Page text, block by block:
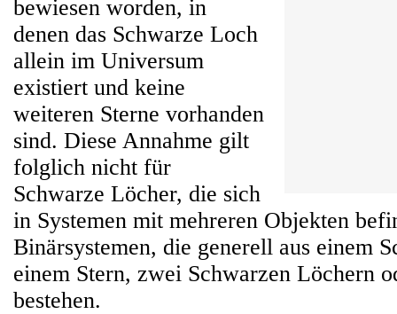
bewiesen worden, in
denen das Schwarze Loch
allein im Universum
existiert und keine
weiteren Sterne vorhanden
sind. Diese Annahme gilt
folglich nicht für
Schwarze Löcher, die sich
in Systemen mit mehreren Objekten
Binärsystemen, die generell aus einem
einem Stern, zwei Schwarzen Löchern
bestehen.